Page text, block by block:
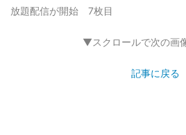
放題配信が開始 7枚目
▼スクロールで次の画
記事に戻る